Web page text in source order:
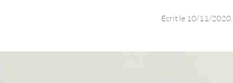
Écrit le 10/11/2020.